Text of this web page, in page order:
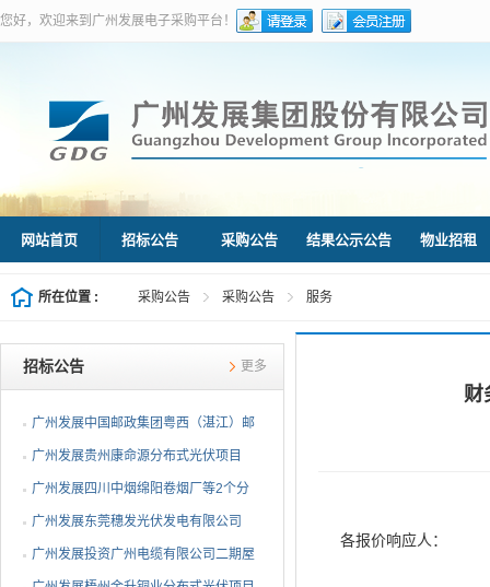
您好，欢迎来到广州发展电子采购平台！
网站首页 招标公告 采购公告 结果公示公告 物业招租
所在位置 : 采购公告 采购公告 服务
财
各报价响应人：
招标公告 更多
广州发展中国邮政集团粤西（湛江）邮
件处理中心等3个分布...
广州发展贵州康命源分布式光伏项目
EPC总承包（第二次招标...
广州发展四川中烟绵阳卷烟厂等2个分
布式光伏项目EPC总承包...
广州发展东莞穗发光伏发电有限公司
（广州港新沙港务有限公...
广州发展投资广州电缆有限公司二期屋